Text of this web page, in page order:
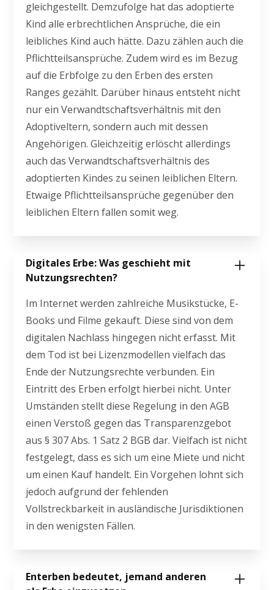
gleichgestellt. Demzufolge hat das adoptierte
Kind alle erbrechtlichen Ansprüche, die ein
leibliches Kind auch hätte. Dazu zählen auch die
Pflichtteilsansprüche. Zudem wird es im Bezug
auf die Erbfolge zu den Erben des ersten
Ranges gezählt. Darüber hinaus entsteht nicht
nur ein Verwandtschaftsverhältnis mit den
Adoptiveltern, sondern auch mit dessen
Angehörigen. Gleichzeitig erlöscht allerdings
auch das Verwandtschaftsverhältnis des
adoptierten Kindes zu seinen leiblichen Eltern.
Etwaige Pflichtteilsansprüche gegenüber den
leiblichen Eltern fallen somit weg.
Digitales Erbe: Was geschieht mit
Nutzungsrechten?
Im Internet werden zahlreiche Musikstücke, E-
Books und Filme gekauft. Diese sind von dem
digitalen Nachlass hingegen nicht erfasst. Mit
dem Tod ist bei Lizenzmodellen vielfach das
Ende der Nutzungsrechte verbunden. Ein
Eintritt des Erben erfolgt hierbei nicht. Unter
Umständen stellt diese Regelung in den AGB
einen Verstoß gegen das Transparenzgebot
aus § 307 Abs. 1 Satz 2 BGB dar. Vielfach ist nicht
festgelegt, dass es sich um eine Miete und nicht
um einen Kauf handelt. Ein Vorgehen lohnt sich
jedoch aufgrund der fehlenden
Vollstreckbarkeit in ausländische Jurisdiktionen
in den wenigsten Fällen.
Enterben bedeutet, jemand anderen